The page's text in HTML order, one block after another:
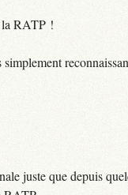
la RATP !
juste que depuis